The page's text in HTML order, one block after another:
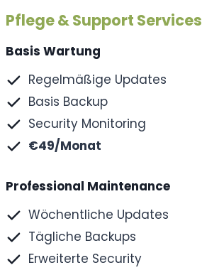
Pflege & Support Services
Basis Wartung
Regelmäßige Updates
Basis Backup
Security Monitoring
€49/Monat
Professional Maintenance
Wöchentliche Updates
Tägliche Backups
Erweiterte Security